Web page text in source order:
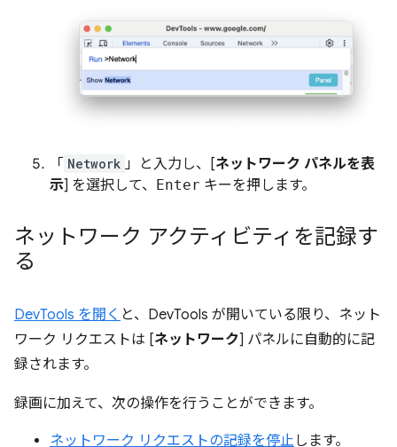
「 Network 」と入力し、[ネットワーク パネルを表
示] を選択して、 Enter キーを押します。
ネットワーク アクティビティを記録す
る
DevTools を開く と、DevTools が開いている限り、ネット
ワーク リクエストは [ネットワーク] パネルに自動的に記
録されます。
録画に加えて、次の操作を行うことができます。
ネットワーク リクエストの記録を停止 します。